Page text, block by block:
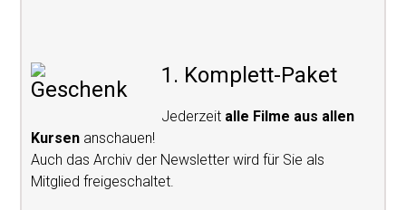
1. Komplett-Paket
Jederzeit alle Filme aus allen
Kursen anschauen!
Auch das Archiv der Newsletter wird für Sie als
Mitglied freigeschaltet.